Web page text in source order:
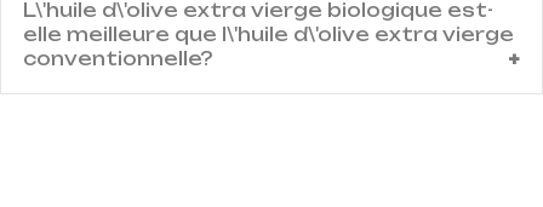
L\'huile d\'olive extra vierge biologique est-
elle meilleure que l\'huile d\'olive extra vierge
conventionnelle?